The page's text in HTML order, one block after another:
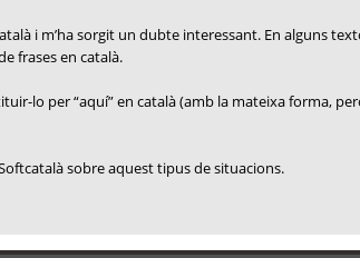
i m’ha sorgit un dubte interessant. En alguns
frases en català.
lo per “aquí” en català (amb la mateixa forma,
sobre aquest tipus de situacions.